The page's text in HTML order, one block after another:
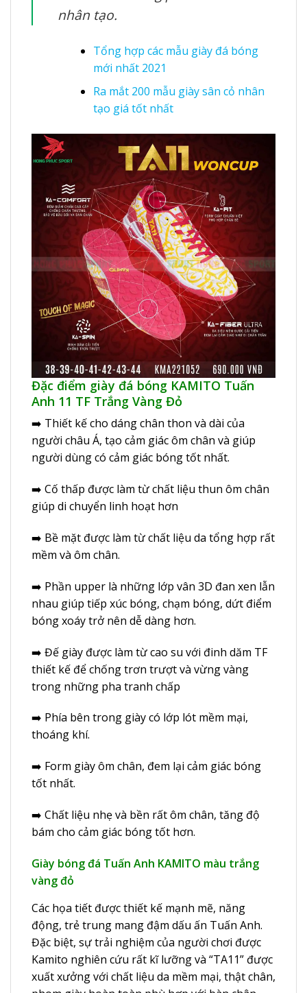
nhân tạo.
Tổng hợp các mẫu giày đá bóng
mới nhất 2021
Ra mắt 200 mẫu giày sân cỏ nhân
tạo giá tốt nhất
Đặc điểm giày đá bóng KAMITO Tuấn
Anh 11 TF Trắng Vàng Đỏ
➡️ Thiết kế cho dáng chân thon và dài của
người châu Á, tạo cảm giác ôm chân và giúp
người dùng có cảm giác bóng tốt nhất.
➡️ Cố thấp được làm từ chất liệu thun ôm chân
giúp di chuyển linh hoạt hơn
➡️ Bề mặt được làm từ chất liệu da tổng hợp rất
mềm và ôm chân.
➡️ Phần upper là những lớp vân 3D đan xen lẫn
nhau giúp tiếp xúc bóng, chạm bóng, dứt điểm
bóng xoáy trở nên dễ dàng hơn.
➡️ Đế giày được làm từ cao su với đinh dăm TF
thiết kế để chống trơn trượt và vừng vàng
trong những pha tranh chấp
➡️ Phía bên trong giày có lớp lót mềm mại,
thoáng khí.
➡️ Form giày ôm chân, đem lại cảm giác bóng
tốt nhất.
➡️ Chất liệu nhẹ và bền rất ôm chân, tăng độ
bám cho cảm giác bóng tốt hơn.
Giày bóng đá Tuấn Anh KAMITO màu trắng
vàng đỏ
Các họa tiết được thiết kế mạnh mẽ, năng
động, trẻ trung mang đậm dấu ấn Tuấn Anh.
Đặc biệt, sự trải nghiệm của người chơi được
Kamito nghiên cứu rất kĩ lưỡng và “TA11” được
xuất xưởng với chất liệu da mềm mại, thật chân,